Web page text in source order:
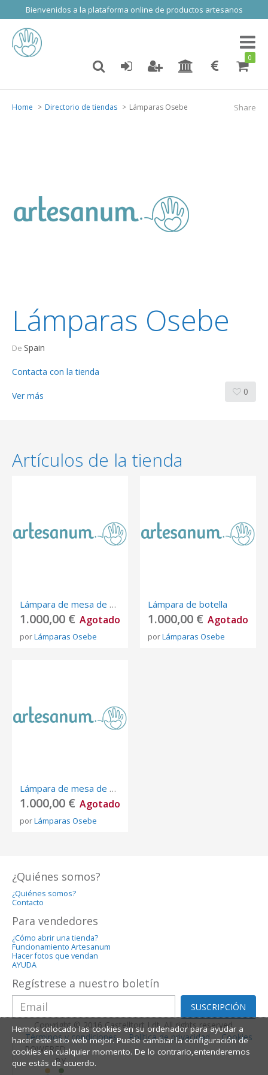
Bienvenidos a la plataforma online de productos artesanos
Toggle
0
Share
Home Directorio de tiendas Lámparas Osebe
Lámparas Osebe
De Spain
Contacta con la tienda
Ver más 0
Artículos de la tienda
Lámpara de mesa de botella
1.000,00 € Agotado
porLámparas Osebe
Lámpara de botella
1.000,00 € Agotado
porLámparas Osebe
Lámpara de mesa de botella
1.000,00 € Agotado
porLámparas Osebe
¿Quiénes somos?
¿Quiénes somos?
Contacto
Para vendedores
¿Cómo abrir una tienda?
Funcionamiento Artesanum
Hacer fotos que vendan
AYUDA
Regístrese a nuestro boletín
SUSCRIPCIÓN
Copyright © 2016 Castelltort Ldt. All rights reserved.
Términos y condiciones
Política de privacidad
Cookies
POWERED
BY
Hemos colocado las cookies en su ordenador para ayudar a
hacer este sitio web mejor. Puede cambiar la configuración de
cookies en cualquier momento. De lo contrario,entenderemos
que estás de acuerdo.